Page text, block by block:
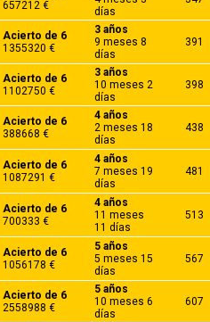
657212 €
días
Acierto de 6
1355320 €
3 años
9 meses 8
días
391
Acierto de 6
1102750 €
3 años
10 meses 2
días
398
Acierto de 6
388668 €
4 años
2 meses 18
días
438
Acierto de 6
1087291 €
4 años
7 meses 19
días
481
Acierto de 6
700333 €
4 años
11 meses
11 días
513
Acierto de 6
1056178 €
5 años
5 meses 15
días
567
Acierto de 6
2558988 €
5 años
10 meses 6
días
607